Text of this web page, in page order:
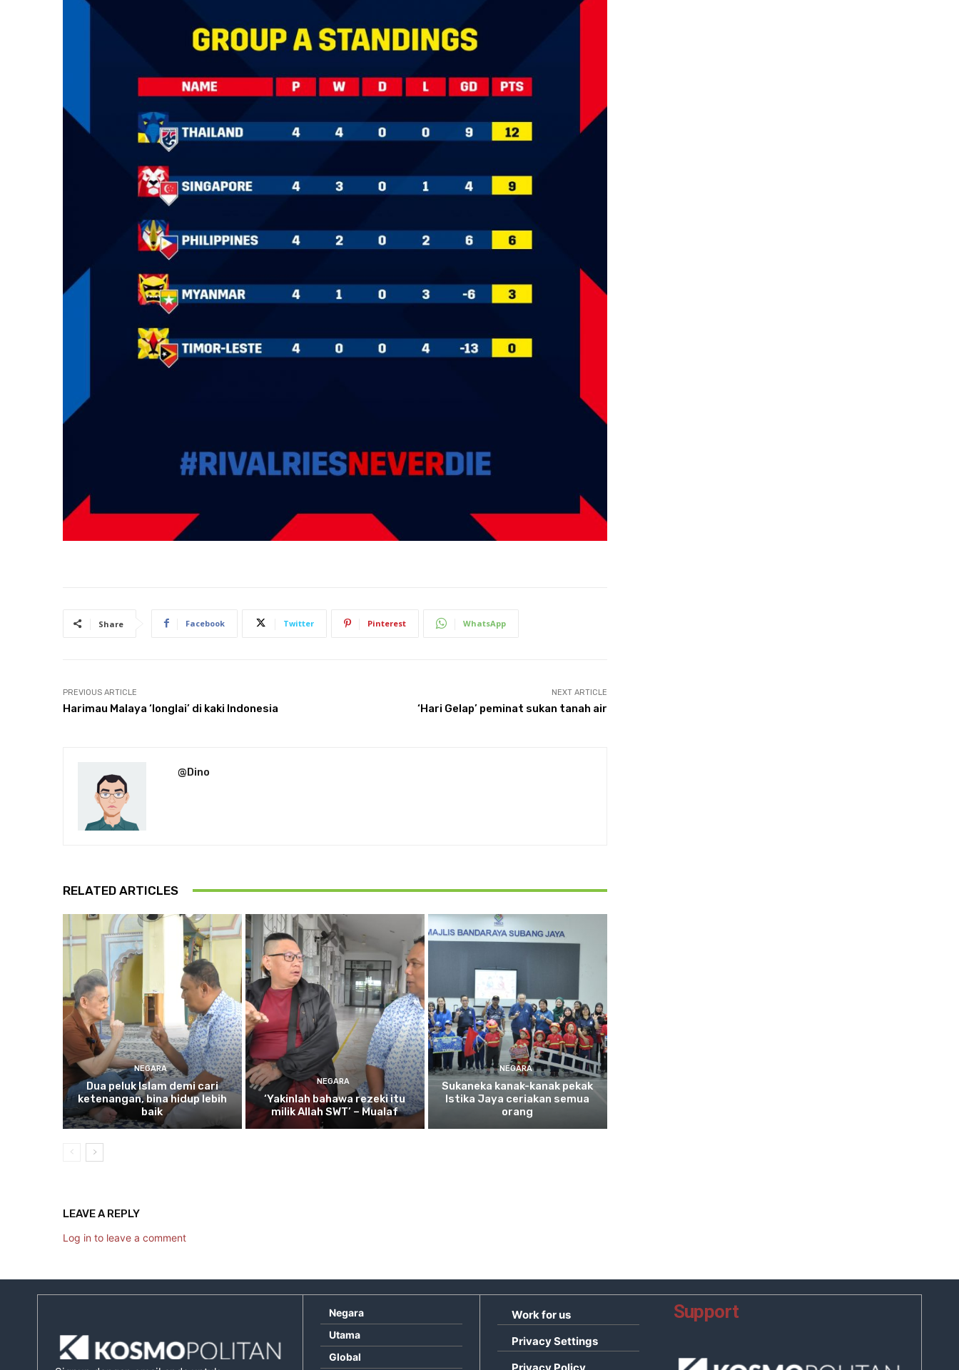
Share Facebook Twitter Pinterest WhatsApp
PREVIOUS ARTICLE
Harimau Malaya ‘longlai’ di kaki Indonesia
NEXT ARTICLE
‘Hari Gelap’ peminat sukan tanah air
@Dino
RELATED ARTICLES
NEGARA
Duapeluk Islam demi cari
ketenangan, bina hidup lebih
baik
NEGARA
‘Yakinlahbahawa rezeki itu
milik Allah SWT’ – Mualaf
NEGARA
Sukaneka kanak-kanak pekak
Istika Jaya ceriakan semua
orang
LEAVE A REPLY
Log in to leave a comment
Negara
Utama
Global
Work for us
Privacy Settings
Support